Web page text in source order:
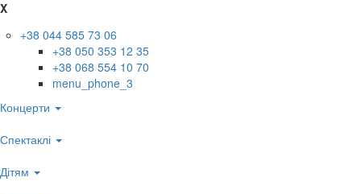
X
+38 044 585 73 06
+38 050 353 12 35
+38 068 554 10 70
menu_phone_3
Концерти
Спектаклі
Дітям